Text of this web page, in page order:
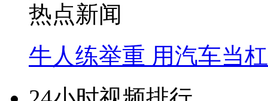
热点新闻
牛人练举重 用汽车当